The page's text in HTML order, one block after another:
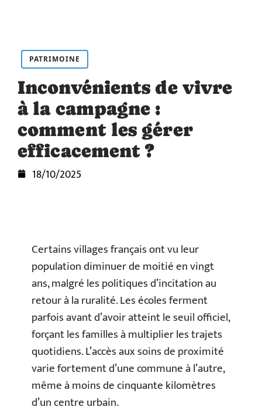
PATRIMOINE
Inconvénients de vivre
à la campagne :
comment les gérer
efficacement ?
18/10/2025
Certains villages français ont vu leur
population diminuer de moitié en vingt
ans, malgré les politiques d’incitation au
retour à la ruralité. Les écoles ferment
parfois avant d’avoir atteint le seuil officiel,
forçant les familles à multiplier les trajets
quotidiens. L’accès aux soins de proximité
varie fortement d’une commune à l’autre,
même à moins de cinquante kilomètres
d’un centre urbain.